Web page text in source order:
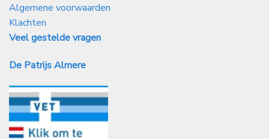
Algemene voorwaarden
Klachten
Veel gestelde vragen
De Patrijs Almere